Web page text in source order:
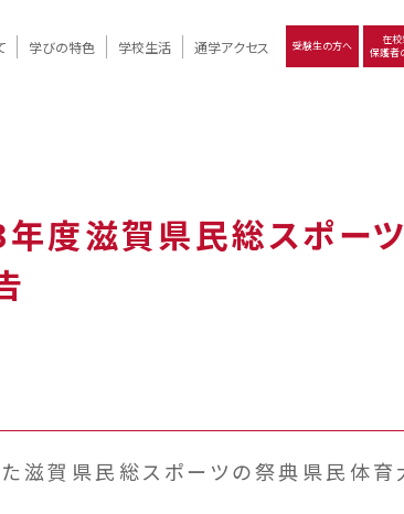
学びの特色 学校生活 通学アクセス 受験生の方へ
在校
保護者
度滋賀県民総スポー
滋賀県民総スポーツの祭典県民体育